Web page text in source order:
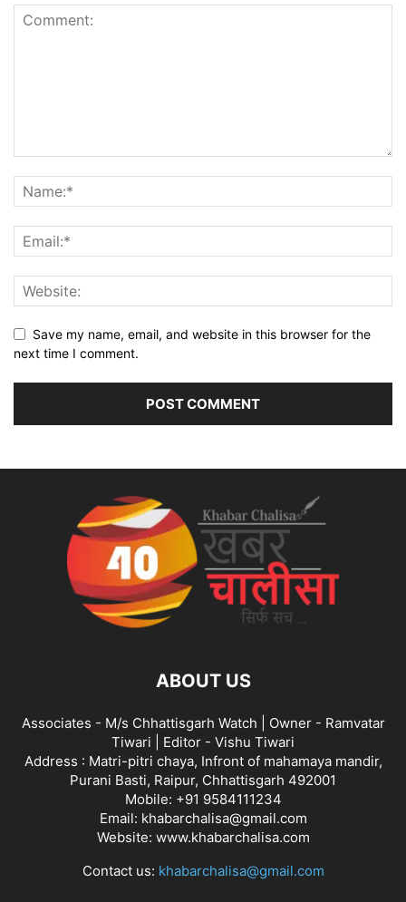
Save my name, email, and website in this browser for the
next time I comment.
ABOUT US
Associates - M/s Chhattisgarh Watch | Owner - Ramvatar
Tiwari | Editor - Vishu Tiwari
Address : Matri-pitri chaya, Infront of mahamaya mandir,
Purani Basti, Raipur, Chhattisgarh 492001
Mobile: +91 9584111234
Email: khabarchalisa@gmail.com
Website: www.khabarchalisa.com
Contact us: khabarchalisa@gmail.com